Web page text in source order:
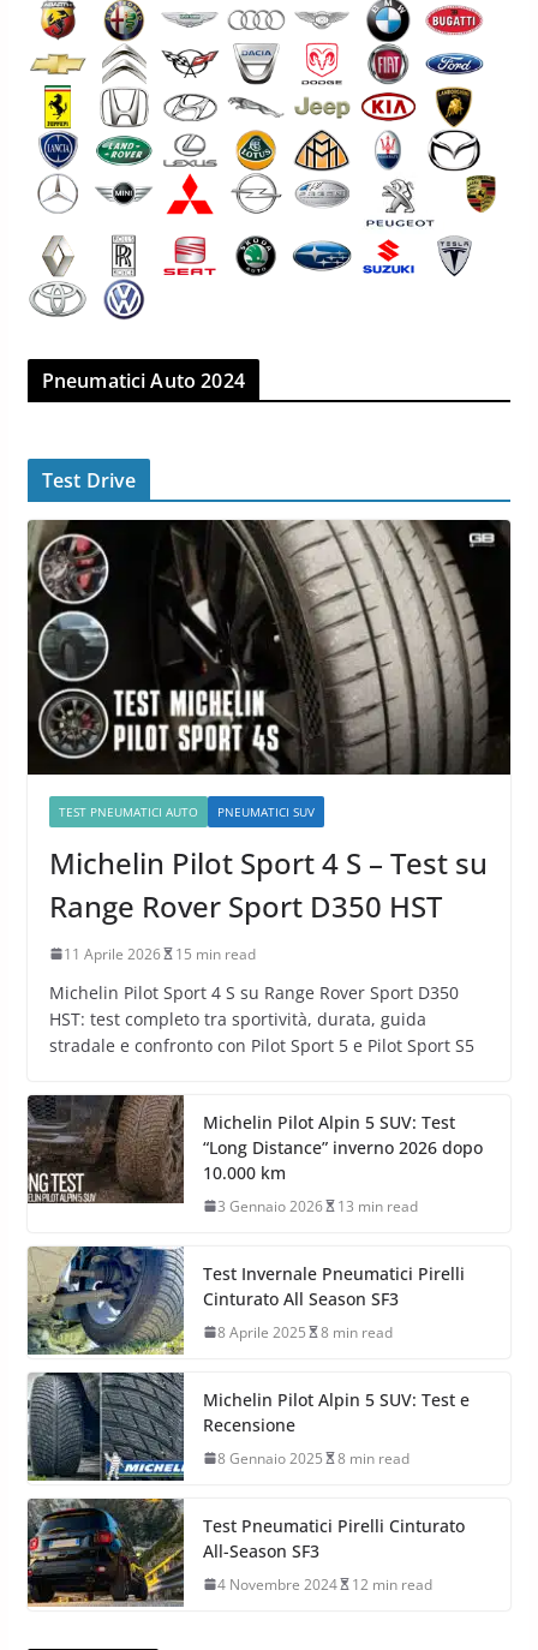
Pneumatici Auto 2024
Test Drive
TEST PNEUMATICI AUTO PNEUMATICI SUV
Michelin Pilot Sport 4 S – Test su
Range Rover Sport D350 HST
11 Aprile 2026 15 min read
Michelin Pilot Sport 4 S su Range Rover Sport D350
HST: test completo tra sportività, durata, guida
stradale e confronto con Pilot Sport 5 e Pilot Sport S5
Michelin Pilot Alpin 5 SUV: Test
“Long Distance” inverno 2026 dopo
10.000 km
3 Gennaio 2026 13 min read
Test Invernale Pneumatici Pirelli
Cinturato All Season SF3
8 Aprile 2025 8 min read
Michelin Pilot Alpin 5 SUV: Test e
Recensione
8 Gennaio 2025 8 min read
Test Pneumatici Pirelli Cinturato
All-Season SF3
4 Novembre 2024 12 min read